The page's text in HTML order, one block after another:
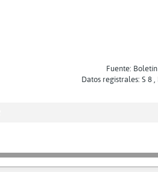
Fuente:
Datos registrales: S 8